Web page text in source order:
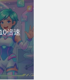
倍速